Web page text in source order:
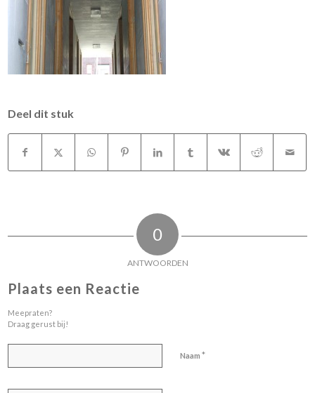
Deel dit stuk
0
ANTWOORDEN
Plaats een Reactie
Meepraten?
Draag gerust bij!
Naam*